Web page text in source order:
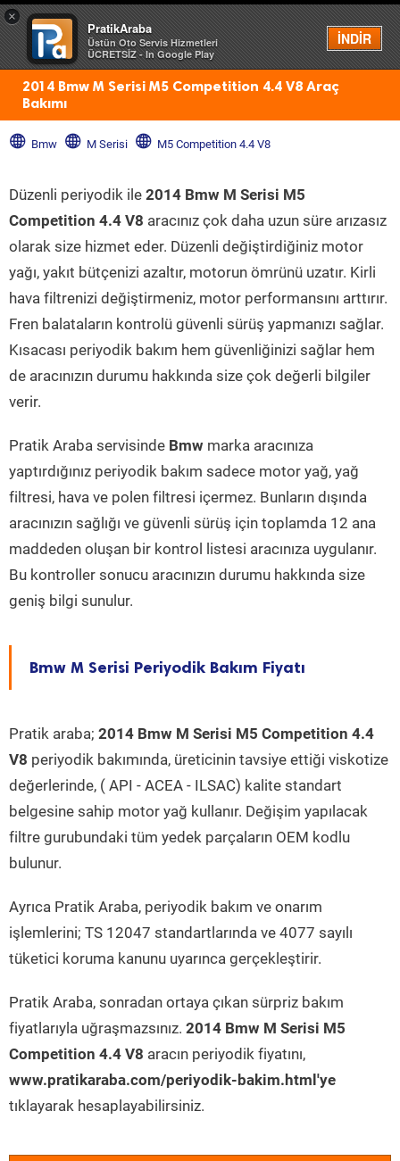
×
PratikAraba
Üstün Oto Servis Hizmetleri
ÜCRETSİZ - In Google Play
İNDİR
Menü
2014 Bmw M Serisi M5 Competition 4.4 V8 Araç
Bakımı
Bmw M Serisi M5 Competition 4.4 V8
Düzenli periyodik ile 2014 Bmw M Serisi M5
Competition 4.4 V8 aracınız çok daha uzun süre arızasız
olarak size hizmet eder. Düzenli değiştirdiğiniz motor
yağı, yakıt bütçenizi azaltır, motorun ömrünü uzatır. Kirli
hava filtrenizi değiştirmeniz, motor performansını arttırır.
Fren balataların kontrolü güvenli sürüş yapmanızı sağlar.
Kısacası periyodik bakım hem güvenliğinizi sağlar hem
de aracınızın durumu hakkında size çok değerli bilgiler
verir.
Pratik Araba servisinde Bmw marka aracınıza
yaptırdığınız periyodik bakım sadece motor yağ, yağ
filtresi, hava ve polen filtresi içermez. Bunların dışında
aracınızın sağlığı ve güvenli sürüş için toplamda 12 ana
maddeden oluşan bir kontrol listesi aracınıza uygulanır.
Bu kontroller sonucu aracınızın durumu hakkında size
geniş bilgi sunulur.
Bmw M Serisi Periyodik Bakım Fiyatı
Pratik araba; 2014 Bmw M Serisi M5 Competition 4.4
V8 periyodik bakımında, üreticinin tavsiye ettiği viskotize
değerlerinde, ( API - ACEA - ILSAC) kalite standart
belgesine sahip motor yağ kullanır. Değişim yapılacak
filtre gurubundaki tüm yedek parçaların OEM kodlu
bulunur.
Ayrıca Pratik Araba, periyodik bakım ve onarım
işlemlerini; TS 12047 standartlarında ve 4077 sayılı
tüketici koruma kanunu uyarınca gerçekleştirir.
Pratik Araba, sonradan ortaya çıkan sürpriz bakım
fiyatlarıyla uğraşmazsınız. 2014 Bmw M Serisi M5
Competition 4.4 V8 aracın periyodik fiyatını,
www.pratikaraba.com/periyodik-bakim.html'ye
tıklayarak hesaplayabilirsiniz.